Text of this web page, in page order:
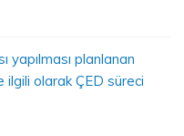
yapılması planlanan
olarak ÇED süreci